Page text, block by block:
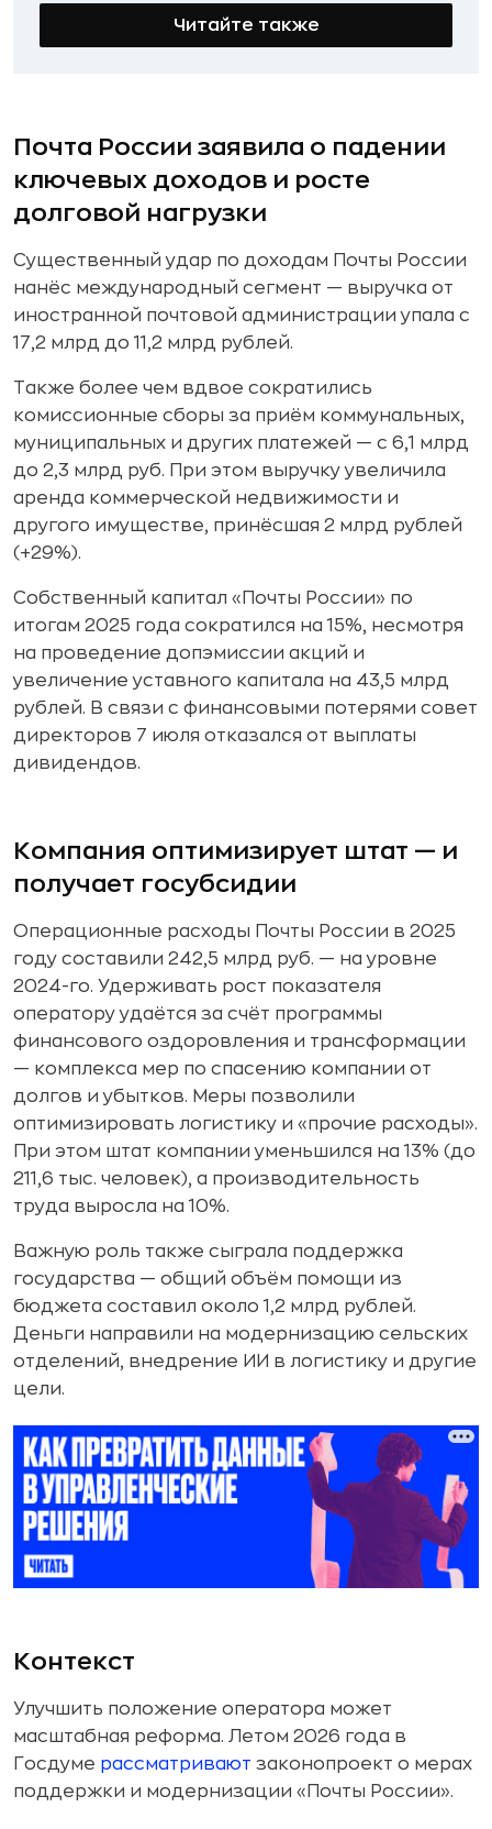
Читайте также
Почта России заявила о падении
ключевых доходов и росте
долговой нагрузки
Существенный удар по доходам Почты России
нанёс международный сегмент — выручка от
иностранной почтовой администрации упала с
17,2 млрд до 11,2 млрд рублей.
Также более чем вдвое сократились
комиссионные сборы за приём коммунальных,
муниципальных и других платежей — с 6,1 млрд
до 2,3 млрд руб. При этом выручку увеличила
аренда коммерческой недвижимости и
другого имуществе, принёсшая 2 млрд рублей
(+29%).
Собственный капитал «Почты России» по
итогам 2025 года сократился на 15%, несмотря
на проведение допэмиссии акций и
увеличение уставного капитала на 43,5 млрд
рублей. В связи с финансовыми потерями совет
директоров 7 июля отказался от выплаты
дивидендов.
Компания оптимизирует штат — и
получает госубсидии
Операционные расходы Почты России в 2025
году составили 242,5 млрд руб. — на уровне
2024-го. Удерживать рост показателя
оператору удаётся за счёт программы
финансового оздоровления и трансформации
— комплекса мер по спасению компании от
долгов и убытков. Меры позволили
оптимизировать логистику и «прочие расходы».
При этом штат компании уменьшился на 13% (до
211,6 тыс. человек), а производительность
труда выросла на 10%.
Важную роль также сыграла поддержка
государства — общий объём помощи из
бюджета составил около 1,2 млрд рублей.
Деньги направили на модернизацию сельских
отделений, внедрение ИИ в логистику и другие
цели.
Контекст
Улучшить положение оператора может
масштабная реформа. Летом 2026 года в
Госдуме рассматривают законопроект о мерах
поддержки и модернизации «Почты России».